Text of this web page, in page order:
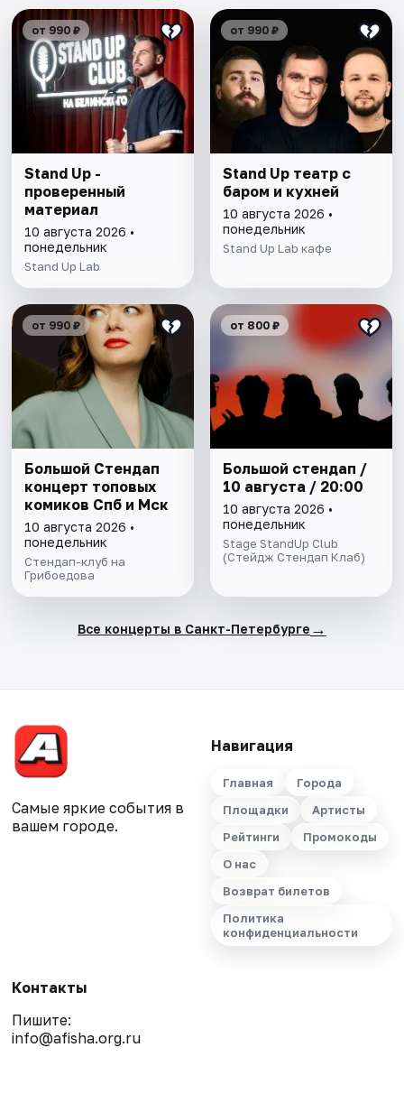
от 990 ₽
Stand Up -
проверенный
материал
10 августа 2026 •
понедельник
Stand Up Lab
от 990 ₽
Stand Up театр с
баром и кухней
10 августа 2026 •
понедельник
Stand Up Lab кафе
от 990 ₽
Большой Стендап
концерт топовых
комиков Спб и Мск
10 августа 2026 •
понедельник
Стендап-клуб на
Грибоедова
от 800 ₽
Большой стендап /
10 августа / 20:00
10 августа 2026 •
понедельник
Stage StandUp Club
(Стейдж Стендап Клаб)
Все концерты в Санкт-Петербурге →
Самые яркие события в
вашем городе.
Навигация
Главная
Города
Площадки
Артисты
Рейтинги
Промокоды
О нас
Возврат билетов
Политика
конфиденциальности
Контакты
Пишите:
info@afisha.org.ru